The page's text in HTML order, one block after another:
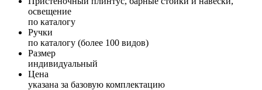
освещение
по каталогу
Ручки
по каталогу (более 100 видов)
Размер
индивидуальный
Цена
указана за базовую комплектацию